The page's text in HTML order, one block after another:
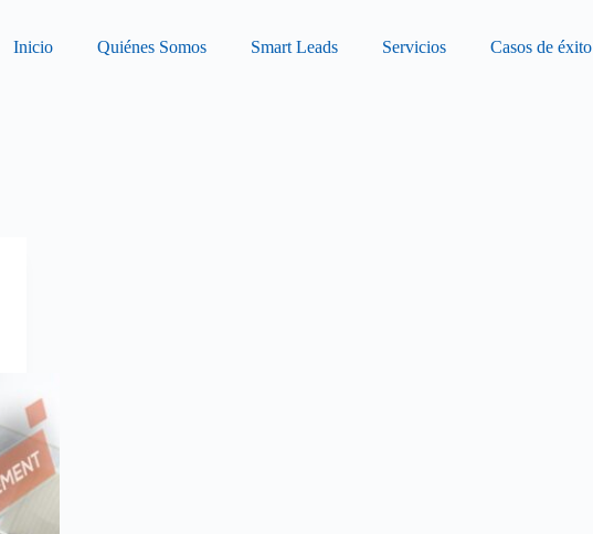
Inicio Quiénes Somos Smart Leads Servicios Casos de éxito